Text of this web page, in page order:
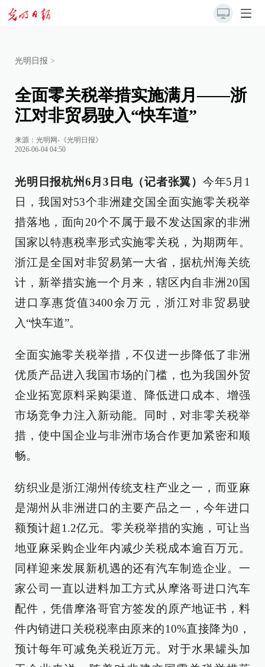
光明日报 >
全面零关税举措实施满月——浙
江对非贸易驶入“快车道”
来源： 光明网-《光明日报》
2026-06-04 04:50
光明日报杭州6月3日电（记者张翼） 今年5月1
日，我国对53个非洲建交国全面实施零关税举
措落地，面向20个不属于最不发达国家的非洲
国家以特惠税率形式实施零关税，为期两年。
浙江是全国对非贸易第一大省，据杭州海关统
计，新举措实施一个月来，辖区内自非洲20国
进口享惠货值3400余万元，浙江对非贸易驶
入“快车道”。
全面实施零关税举措，不仅进一步降低了非洲
优质产品进入我国市场的门槛，也为我国外贸
企业拓宽原料采购渠道、降低进口成本、增强
市场竞争力注入新动能。同时，对非零关税举
措，使中国企业与非洲市场合作更加紧密和顺
畅。
纺织业是浙江湖州传统支柱产业之一，而亚麻
是湖州从非洲进口的主要产品之一，今年进口
额预计超1.2亿元。零关税举措的实施，可让当
地亚麻采购企业年内减少关税成本逾百万元。
同样迎来发展新机遇的还有汽车制造企业。一
家公司一直以进料加工方式从摩洛哥进口汽车
配件，凭借摩洛哥官方签发的原产地证书，料
件内销进口关税税率由原来的10%直接降为0，
预计每年可减免关税近万元。对于水果罐头加